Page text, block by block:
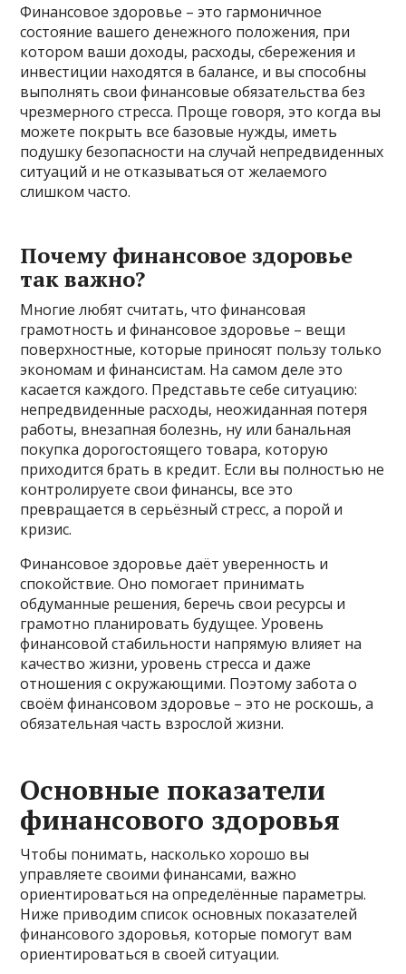
Финансовое здоровье – это гармоничное
состояние вашего денежного положения, при
котором ваши доходы, расходы, сбережения и
инвестиции находятся в балансе, и вы способны
выполнять свои финансовые обязательства без
чрезмерного стресса. Проще говоря, это когда вы
можете покрыть все базовые нужды, иметь
подушку безопасности на случай непредвиденных
ситуаций и не отказываться от желаемого
слишком часто.
Почему финансовое здоровье
так важно?
Многие любят считать, что финансовая
грамотность и финансовое здоровье – вещи
поверхностные, которые приносят пользу только
экономам и финансистам. На самом деле это
касается каждого. Представьте себе ситуацию:
непредвиденные расходы, неожиданная потеря
работы, внезапная болезнь, ну или банальная
покупка дорогостоящего товара, которую
приходится брать в кредит. Если вы полностью не
контролируете свои финансы, все это
превращается в серьёзный стресс, а порой и
кризис.
Финансовое здоровье даёт уверенность и
спокойствие. Оно помогает принимать
обдуманные решения, беречь свои ресурсы и
грамотно планировать будущее. Уровень
финансовой стабильности напрямую влияет на
качество жизни, уровень стресса и даже
отношения с окружающими. Поэтому забота о
своём финансовом здоровье – это не роскошь, а
обязательная часть взрослой жизни.
Основные показатели
финансового здоровья
Чтобы понимать, насколько хорошо вы
управляете своими финансами, важно
ориентироваться на определённые параметры.
Ниже приводим список основных показателей
финансового здоровья, которые помогут вам
ориентироваться в своей ситуации.